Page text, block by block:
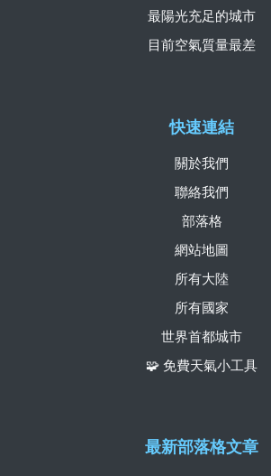
快速連結
關於我們
聯絡我們
部落格
網站地圖
所有大陸
所有國家
世界首都城市
🧩 免費天氣小工具
最陽光充足的城市
目前空氣質量最差
最新部落格文章